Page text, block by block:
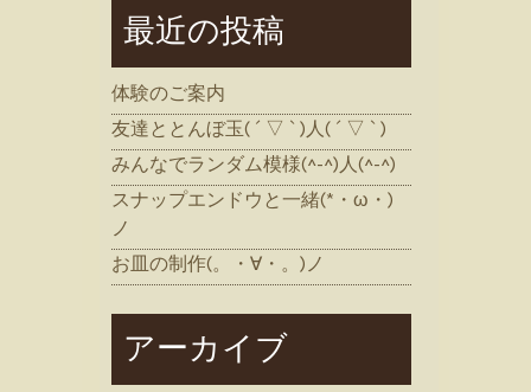
最近の投稿
体験のご案内
友達ととんぼ玉( ´ ▽ ` )人( ´ ▽ ` )
みんなでランダム模様(^-^)人(^-^)
スナップエンドウと一緒(*・ω・)
ノ
お皿の制作(。・∀・。)ノ
アーカイブ